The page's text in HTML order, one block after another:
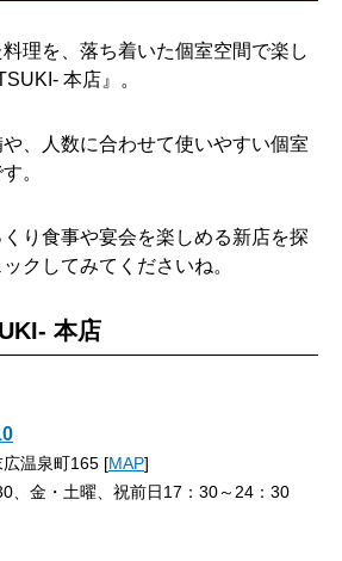
理を、落ち着いた個室空間で楽し
本店』。
、人数に合わせて使いやすい個室
。
り食事や宴会を楽しめる新店を探
クしてみてくださいね。
本店
温泉町165 [MAP]
、金・土曜、祝前日17：30～24：30